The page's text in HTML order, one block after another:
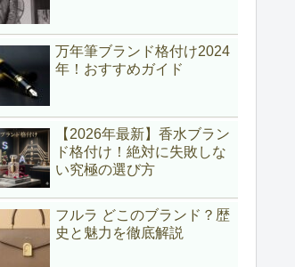
万年筆ブランド格付け2024
年！おすすめガイド
【2026年最新】香水ブラン
ド格付け！絶対に失敗しな
い究極の選び方
フルラ どこのブランド？歴
史と魅力を徹底解説